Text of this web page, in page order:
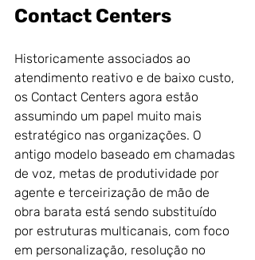
Contact Centers
Historicamente associados ao
atendimento reativo e de baixo custo,
os Contact Centers agora estão
assumindo um papel muito mais
estratégico nas organizações. O
antigo modelo baseado em chamadas
de voz, metas de produtividade por
agente e terceirização de mão de
obra barata está sendo substituído
por estruturas multicanais, com foco
em personalização, resolução no